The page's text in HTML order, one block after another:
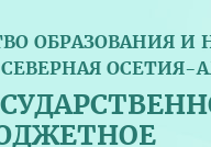
ОБРАЗОВАНИЯ И
ОСЕТИЯ-